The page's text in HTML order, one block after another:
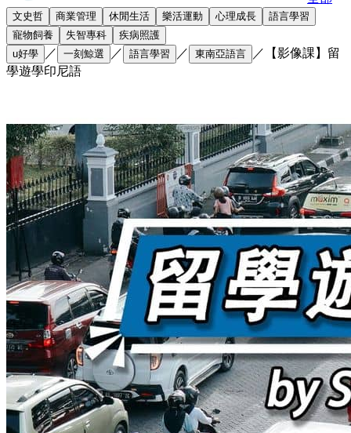
文史哲 商業管理 休閒生活 樂活運動 心理成長
語言學習
寵物飼養
失智專科
疾病照護
u好學
／ 一刻鯨選 ／ 語言學習 ／ 東南亞語言 ／
【影像課】留
學遊學印尼語